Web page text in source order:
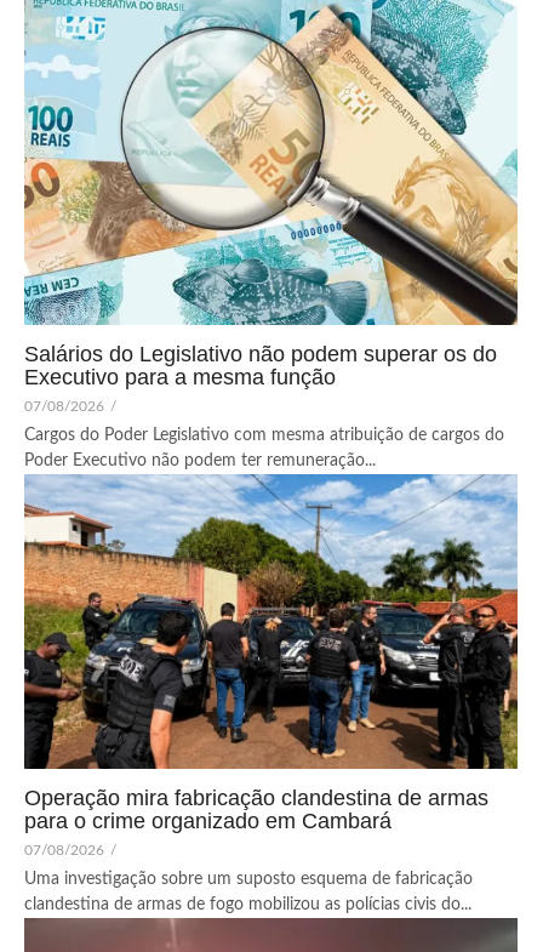
Salários do Legislativo não podem superar os do
Executivo para a mesma função
07/08/2026 /
Cargos do Poder Legislativo com mesma atribuição de cargos do
Poder Executivo não podem ter remuneração...
Operação mira fabricação clandestina de armas
para o crime organizado em Cambará
07/08/2026 /
Uma investigação sobre um suposto esquema de fabricação
clandestina de armas de fogo mobilizou as polícias civis do...